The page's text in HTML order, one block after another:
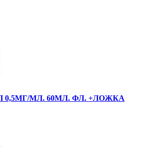
0,5МГ/МЛ. 60МЛ. ФЛ. +ЛОЖКА